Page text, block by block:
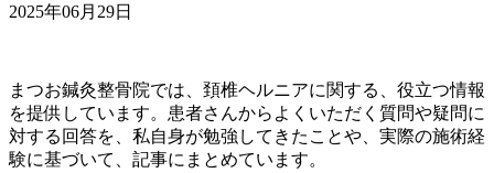
2025年06月29日
まつお鍼灸整骨院では、頚椎ヘルニアに関する、役立つ情報
を提供しています。患者さんからよくいただく質問や疑問に
対する回答を、私自身が勉強してきたことや、実際の施術経
験に基づいて、記事にまとめています。